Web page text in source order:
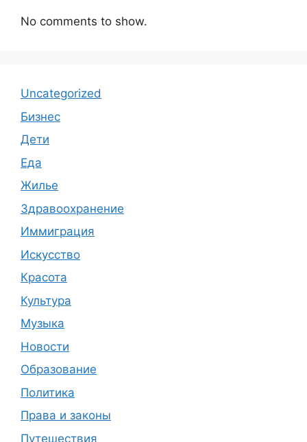
No comments to show.
Uncategorized
Бизнес
Дети
Еда
Жилье
Здравоохранение
Иммиграция
Искусство
Красота
Культура
Музыка
Новости
Образование
Политика
Права и законы
Путешествия